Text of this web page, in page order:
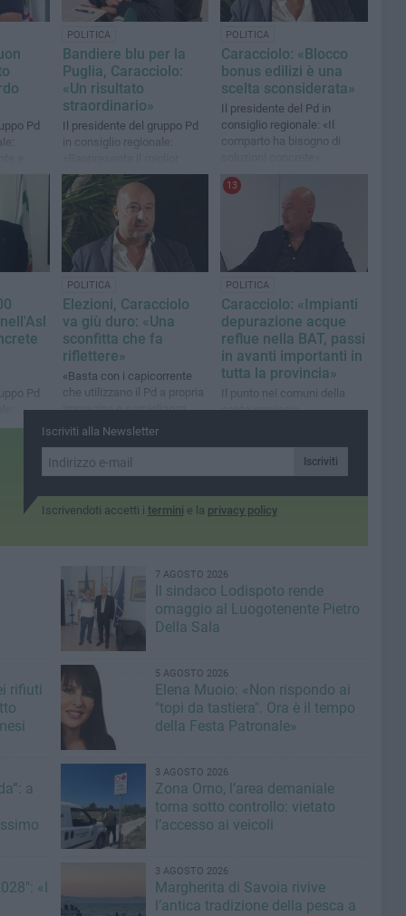
Pd
POLITICA
Bandiere blu per la
Puglia, Caracciolo:
«Un risultato
straordinario»
Il presidente del gruppo Pd
in consiglio regionale:
biglietto da visita per
l'imminente stagione
balneare»
POLITICA
Caracciolo: «Blocco
bonus edilizi è una
scelta sconsiderata»
Il presidente del Pd in
consiglio regionale: «Il
comparto ha bisogno di
Pd
POLITICA
Elezioni, Caracciolo
va giù duro: «Una
sconfitta che fa
riflettere»
«Basta con i capicorrente
che utilizzano il Pd a propria
immagine e somiglianza
con una logica perdente»
13
POLITICA
Caracciolo: «Impianti
depurazione acque
reflue nella BAT, passi
in avanti importanti in
tutta la provincia»
Il punto nei comuni della
sesta provincia
Iscriviti alla Newsletter
Iscriviti
Iscrivendoti accetti i termini e la privacy policy
7 AGOSTO 2026
Il sindaco Lodispoto rende
omaggio al Luogotenente Pietro
Della Sala
rifiuti
5 AGOSTO 2026
Elena Muoio: «Non rispondo ai
"topi da tastiera". Ora è il tempo
della Festa Patronale»
a
3 AGOSTO 2026
Zona Orno, l’area demaniale
torna sotto controllo: vietato
l’accesso ai veicoli
«I
3 AGOSTO 2026
Margherita di Savoia rivive
l’antica tradizione della pesca a